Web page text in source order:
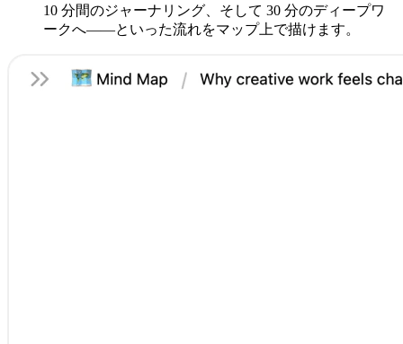
10 分間のジャーナリング、そして 30 分のディープワ
ークへ――といった流れをマップ上で描けます。